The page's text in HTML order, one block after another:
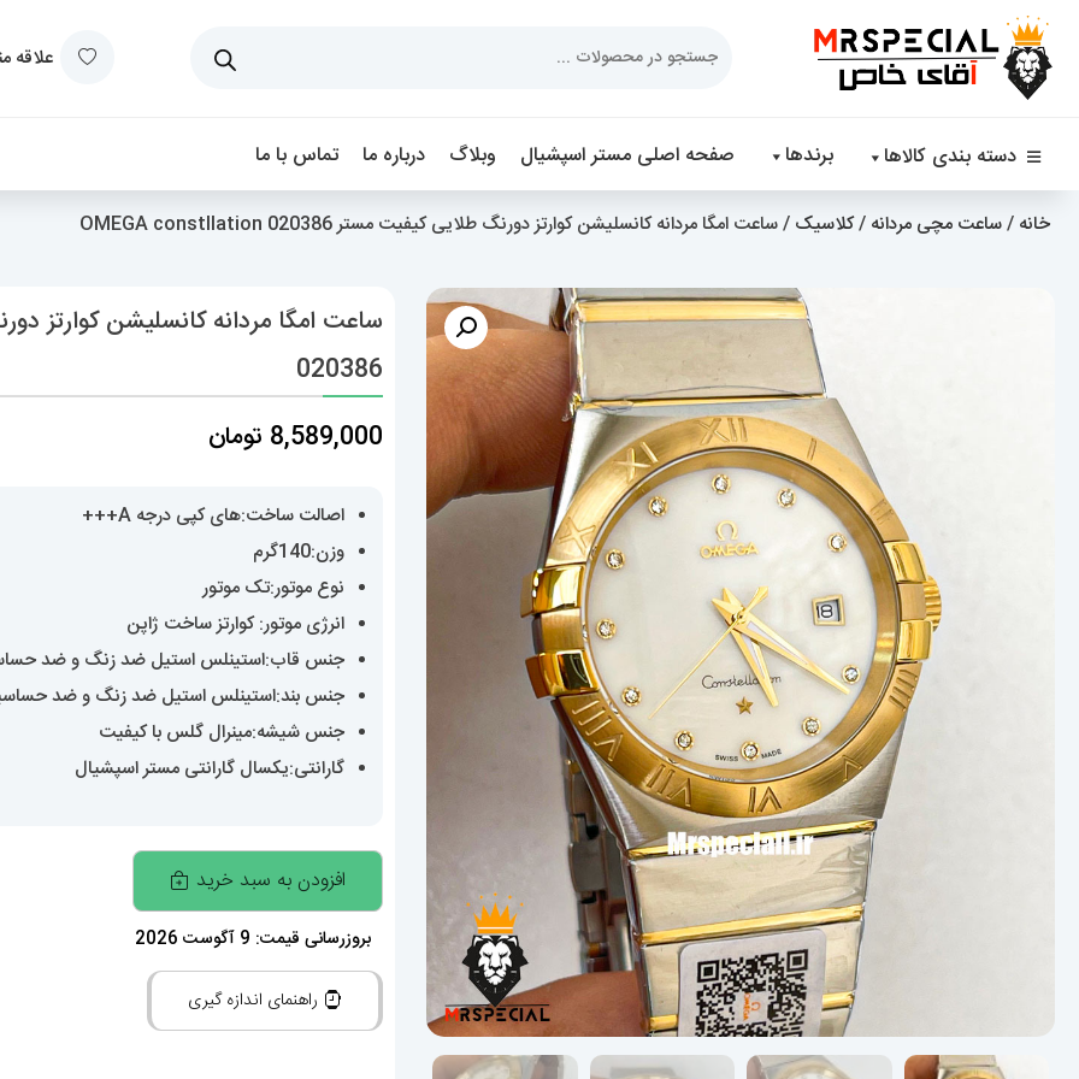
علاقه
دسته بندی کالاها برندها صفحه اصلی مستر اسپشیال وبلاگ درباره ما تماس با ما
خانه /ساعت مچی مردانه /کلاسیک / ساعت امگا مردانه کانسلیشن کوارتز دورنگ طلایی کیفیت مستر OMEGA constllation 020386
020386
8,589,000 تومان
اصالت ساخت:های کپی درجه A+++
وزن:140گرم
نوع موتور:تک موتور
انرژی موتور: کوارتز ساخت ژاپن
جنس قاب:استینلس استیل ضد زنگ و ضد
جنس بند:استینلس استیل ضد زنگ و ضد
جنس شیشه:مینرال گلس با کیفیت
گارانتی:یکسال گارانتی مستر اسپشیال
ساعت
امگا
مردانه
کانسلیشن
افزودن به سبد خرید
بروزرسانی قیمت: 9 آگوست 2026
راهنمای اندازه گیری